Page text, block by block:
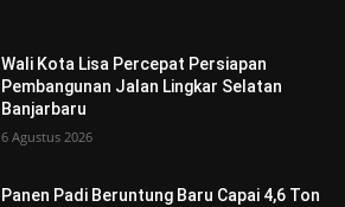
Wali Kota Lisa Percepat Persiapan
Pembangunan Jalan Lingkar Selatan
Banjarbaru
6 Agustus 2026
Panen Padi Beruntung Baru Capai 4,6 Ton